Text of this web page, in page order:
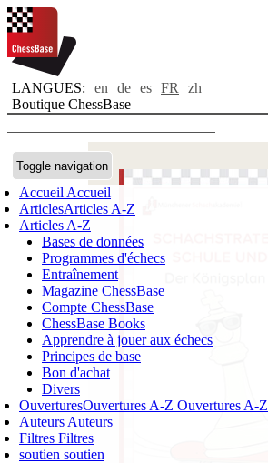
LANGUES: en de es FR
zh
Boutique ChessBase
Toggle navigation
Accueil Accueil
ArticlesArticles A-Z
Articles A-Z
Bases de données
Programmes d'échecs
Entraînement
Magazine ChessBase
Compte ChessBase
ChessBase Books
Apprendre à jouer aux échecs
Principes de base
Bon d'achat
Divers
OuverturesOuvertures A-Z Ouvertures A-Z
Auteurs Auteurs
Filtres Filtres
soutien soutien